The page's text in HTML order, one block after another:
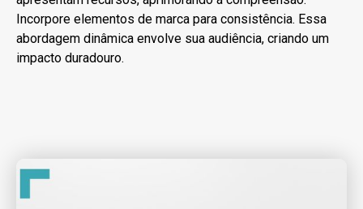
Incorpore elementos de marca para consistência. Essa
abordagem dinâmica envolve sua audiência, criando um
impacto duradouro.